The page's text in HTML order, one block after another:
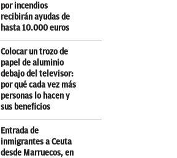
por incendios
recibirán ayudas de
hasta 10.000 euros
Colocar un trozo de
papel de aluminio
debajo del televisor:
por qué cada vez más
personas lo hacen y
sus beneficios
Entrada de
inmigrantes a Ceuta
desde Marruecos, en